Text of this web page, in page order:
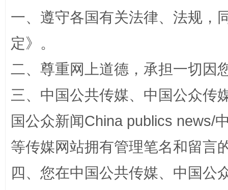
阿坝州三大球赛在茂县开幕 规模
一、遵守各国有关法律、法规，
定》。
二、尊重网上道德，承担一切因
三、中国公共传媒、中国公众传
国公众新闻China publics news/
等传媒网站拥有管理笔名和留言
四、您在中国公共传媒、中国公